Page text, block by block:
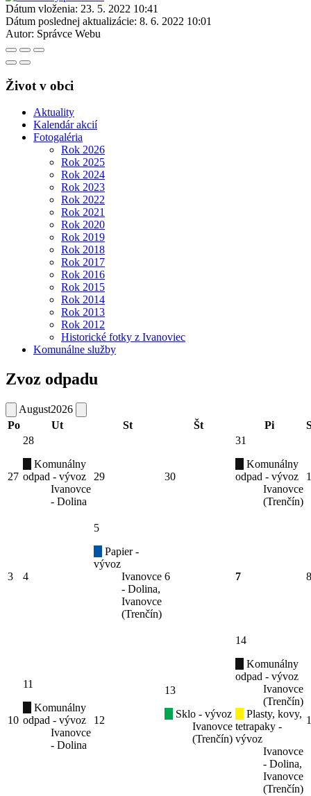
Dátum vloženia: 23. 5. 2022 10:41
Dátum poslednej aktualizácie: 8. 6. 2022 10:01
Autor: Správce Webu
Život v obci
Aktuality
Kalendár akcií
Fotogaléria
Rok 2026
Rok 2025
Rok 2024
Rok 2023
Rok 2022
Rok 2021
Rok 2020
Rok 2019
Rok 2018
Rok 2017
Rok 2016
Rok 2015
Rok 2014
Rok 2013
Rok 2012
Historické fotky z Ivanoviec
Komunálne služby
Zvoz odpadu
August2026
Po
Ut St Št Pi
27
28
Komunálny
odpad - vývoz
Ivanovce
- Dolina
29 30
31
Komunálny
odpad - vývoz
Ivanovce
(Trenčín)
1
3 4
5
Papier -
vývoz
Ivanovce
- Dolina,
Ivanovce
(Trenčín)
6 7 8
10
11
Komunálny
odpad - vývoz
Ivanovce
- Dolina
12
13
Sklo - vývoz
Ivanovce
(Trenčín)
14
Komunálny
odpad - vývoz
Ivanovce
(Trenčín)
Plasty, kovy,
tetrapaky -
vývoz
Ivanovce
- Dolina,
Ivanovce
(Trenčín)